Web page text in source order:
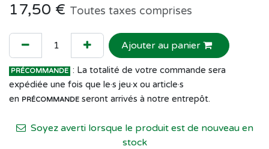
17,50 € Toutes taxes comprises
Ajouter au panier
PRÉCOMMANDE : La totalité de votre commande sera
expédiée une fois que le·s jeu·x ou article·s
en PRÉCOMMANDE seront arrivés à notre entrepôt.
Soyez averti lorsque le produit est de nouveau en
stock